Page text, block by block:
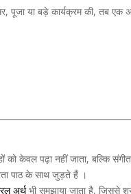
या बड़े कार्यक्रम की, तब एक
को केवल पढ़ा नहीं जाता, बल्कि
पाठ के साथ जुड़ते हैं ।
अर्थभी समझाया जाता है, जिससे